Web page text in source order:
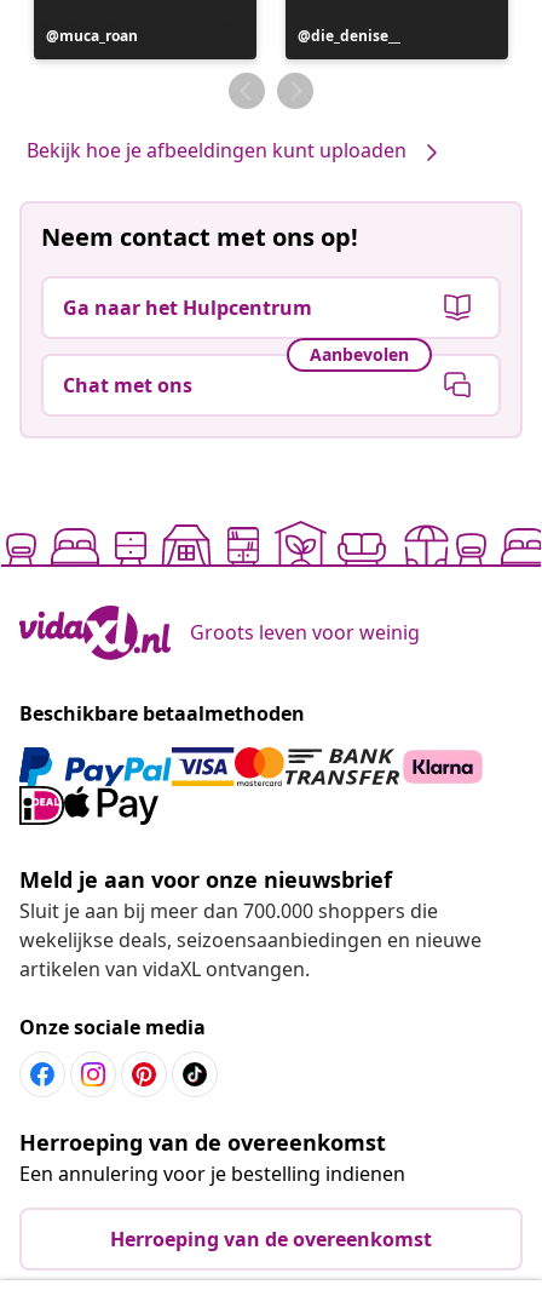
Bericht
gepubliceerd
muca_roan
Bericht
gepubliceerd
door
die_denise__
Bekijk hoe je afbeeldingen kunt uploaden
Neem contact met ons op!
Ga naar het Hulpcentrum
Aanbevolen
Chat met ons
Groots leven voor weinig
Beschikbare betaalmethoden
Meld je aan voor onze nieuwsbrief
Sluit je aan bij meer dan 700.000 shoppers die
wekelijkse deals, seizoensaanbiedingen en nieuwe
artikelen van vidaXL ontvangen.
Onze sociale media
Herroeping van de overeenkomst
Een annulering voor je bestelling indienen
Herroeping van de overeenkomst